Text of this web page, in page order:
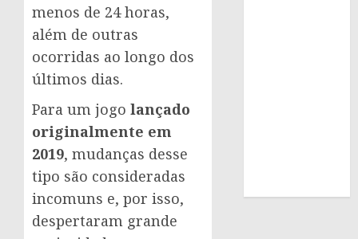
menos de 24 horas,
além de outras
ocorridas ao longo dos
últimos dias.
Para um jogo lançado
originalmente em
2019, mudanças desse
tipo são consideradas
incomuns e, por isso,
despertaram grande